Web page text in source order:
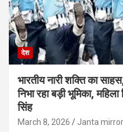
देश
भारतीय नारी शक्ति का
निभा रहा बड़ी भूमिका,
सिंह
March 8, 2026 Janta mirror